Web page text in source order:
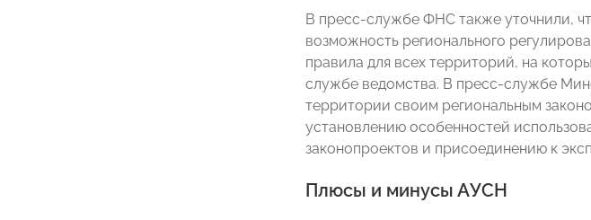
В пресс-службе ФНС также уточнили,
возможность регионального
правила для всех территорий, на
службе ведомства. В пресс-службе
территории своим региональным
установлению особенностей
законопроектов и присоединению к
Плюсы и минусы АУСН